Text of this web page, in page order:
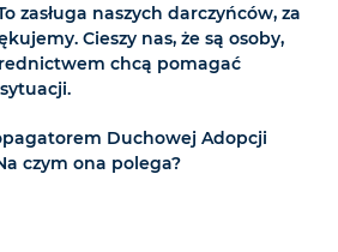
zasługa naszych darczyńców, za
Cieszy nas, że są osoby,
chcą pomagać
Duchowej Adopcji
czym ona polega?